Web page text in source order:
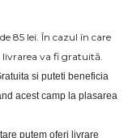
85 lei. În cazul în care
va fi gratuită.
si puteti beneficia
acest camp la plasarea
putem oferi livrare